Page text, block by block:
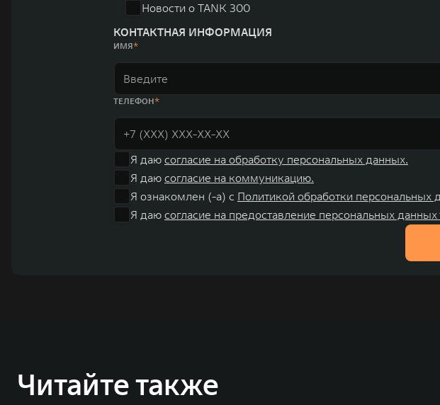
Новости о TANK 300
КОНТАКТНАЯ ИНФОРМАЦИЯ
ИМЯ
ТЕЛЕФОН
Я даю согласие на обработку персональных данных.
Я даю согласие на коммуникацию.
Я ознакомлен (-а) с Политикой обработки персональных
Я даю согласие на предоставление персональных
Читайте также